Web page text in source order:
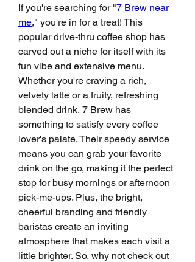
If you're searching for "7 Brew near
me," you're in for a treat! This
popular drive-thru coffee shop has
carved out a niche for itself with its
fun vibe and extensive menu.
Whether you're craving a rich,
velvety latte or a fruity, refreshing
blended drink, 7 Brew has
something to satisfy every coffee
lover's palate. Their speedy service
means you can grab your favorite
drink on the go, making it the perfect
stop for busy mornings or afternoon
pick-me-ups. Plus, the bright,
cheerful branding and friendly
baristas create an inviting
atmosphere that makes each visit a
little brighter. So, why not check out